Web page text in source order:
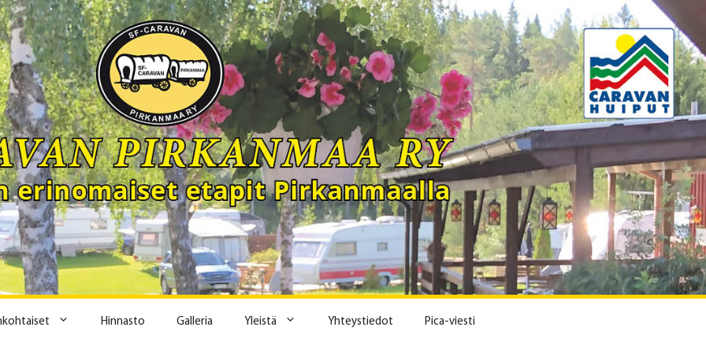
Hinnasto Galleria Yleistä Yhteystiedot Pica-viesti